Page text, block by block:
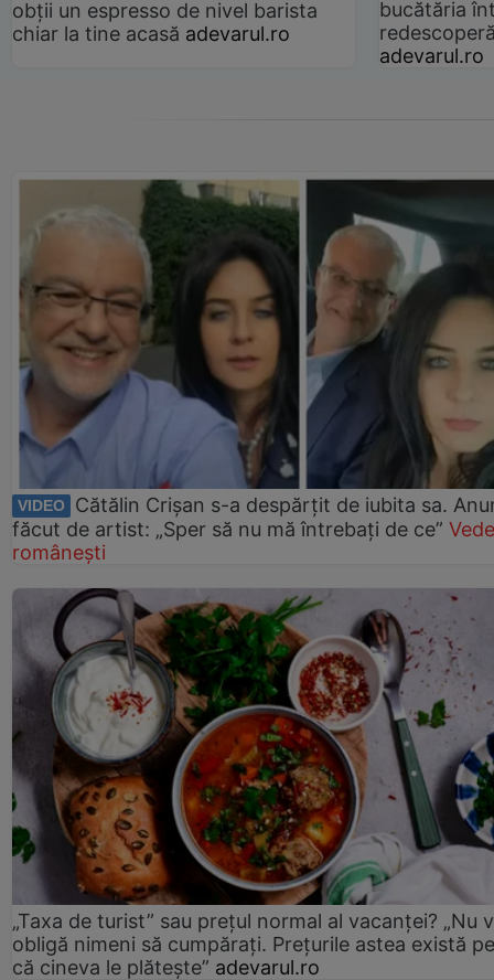
obții un espresso de nivel barista
chiar la tine acasă adevarul.ro
bucătăria
adevarul.ro
VIDEO
Cătălin Crișan s-a despărțit de iubita sa.
făcut de artist: „Sper să nu mă întrebați de ce”
românești
„Taxa de turist” sau prețul normal al vacanței? „Nu
obligă nimeni să cumpărați. Prețurile astea există
că cineva le plătește” adevarul.ro